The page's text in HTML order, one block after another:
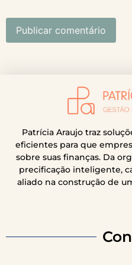
Patrícia Araujo traz
eficientes para que
sobre suas finanças. Da
precificação inteligente,
aliado na construção de